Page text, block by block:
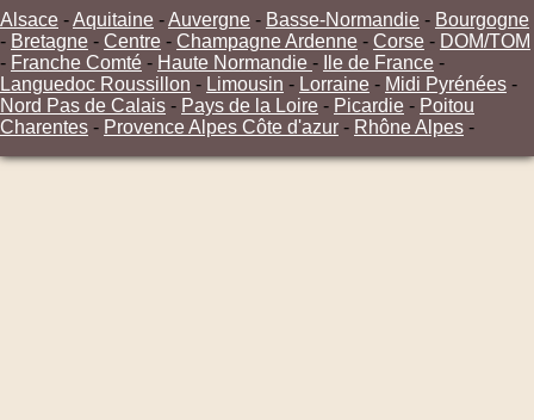
Alsace -Aquitaine -Auvergne - Basse-Normandie - Bourgogne
- Bretagne - Centre - Champagne Ardenne - Corse - DOM/TOM
- Franche Comté - Haute Normandie - Ile de France -
Languedoc Roussillon - Limousin - Lorraine - Midi Pyrénées -
Nord Pas de Calais - Pays de la Loire - Picardie - Poitou
Charentes - Provence Alpes Côte d'azur - Rhône Alpes -